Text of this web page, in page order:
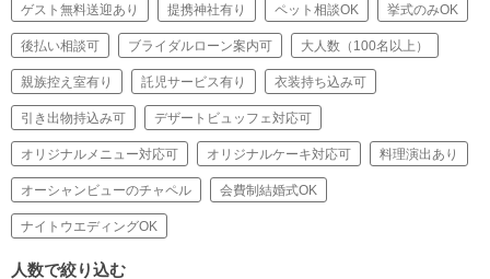
ゲスト無料送迎あり 提携神社有り ペット相談OK 挙式のみOK
後払い相談可 ブライダルローン案内可 大人数（100名以上）
親族控え室有り 託児サービス有り 衣装持ち込み可
引き出物持込み可 デザートビュッフェ対応可
オリジナルメニュー対応可 オリジナルケーキ対応可 料理演出あり
オーシャンビューのチャペル 会費制結婚式OK
ナイトウエディングOK
人数で絞り込む